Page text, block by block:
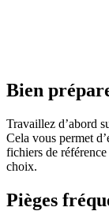
Bien
Travaillez d’abord
Cela vous permet
fichiers de
choix.
Pièges